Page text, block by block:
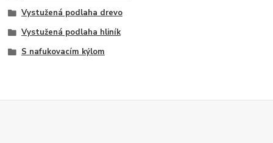
Vystužená podlaha drevo
Vystužená podlaha hliník
S nafukovacím kýlom